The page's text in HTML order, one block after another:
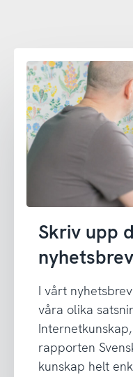
Skriv upp
I vårt
våra olika
rapporten
kunskap helt